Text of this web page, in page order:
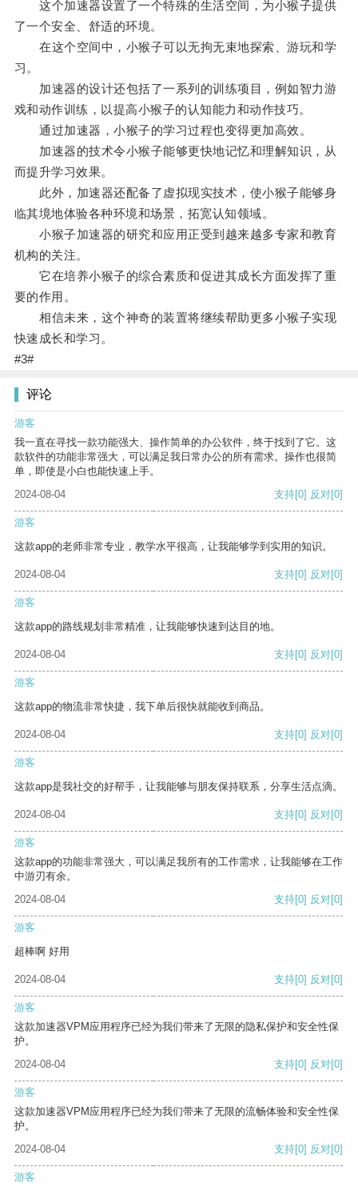
这个加速器设置了一个特殊的生活空间，为小猴子提供
了一个安全、舒适的环境。
在这个空间中，小猴子可以无拘无束地探索、游玩和学
习。
加速器的设计还包括了一系列的训练项目，例如智力游
戏和动作训练，以提高小猴子的认知能力和动作技巧。
通过加速器，小猴子的学习过程也变得更加高效。
加速器的技术令小猴子能够更快地记忆和理解知识，从
而提升学习效果。
此外，加速器还配备了虚拟现实技术，使小猴子能够身
临其境地体验各种环境和场景，拓宽认知领域。
小猴子加速器的研究和应用正受到越来越多专家和教育
机构的关注。
它在培养小猴子的综合素质和促进其成长方面发挥了重
要的作用。
相信未来，这个神奇的装置将继续帮助更多小猴子实现
快速成长和学习。
#3#
评论
游客
我一直在寻找一款功能强大、操作简单的办公软件，终于找到了它。这
款软件的功能非常强大，可以满足我日常办公的所有需求。操作也很简
单，即使是小白也能快速上手。
2024-08-04
支持[0] 反对[0]
游客
这款app的老师非常专业，教学水平很高，让我能够学到实用的知识。
2024-08-04 支持[0] 反对[0]
游客
这款app的路线规划非常精准，让我能够快速到达目的地。
2024-08-04 支持[0] 反对[0]
游客
这款app的物流非常快捷，我下单后很快就能收到商品。
2024-08-04 支持[0] 反对[0]
游客
这款app是我社交的好帮手，让我能够与朋友保持联系，分享生活点滴。
2024-08-04 支持[0] 反对[0]
游客
这款app的功能非常强大，可以满足我所有的工作需求，让我能够在工作
中游刃有余。
2024-08-04
支持[0] 反对[0]
游客
超棒啊 好用
2024-08-04 支持[0] 反对[0]
游客
这款加速器VPM应用程序已经为我们带来了无限的隐私保护和安全性保
护。
2024-08-04
支持[0] 反对[0]
游客
这款加速器VPM应用程序已经为我们带来了无限的流畅体验和安全性保
护。
2024-08-04
支持[0] 反对[0]
游客